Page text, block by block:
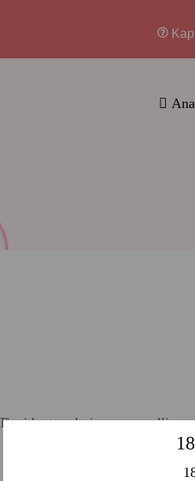
scelerisque convallis